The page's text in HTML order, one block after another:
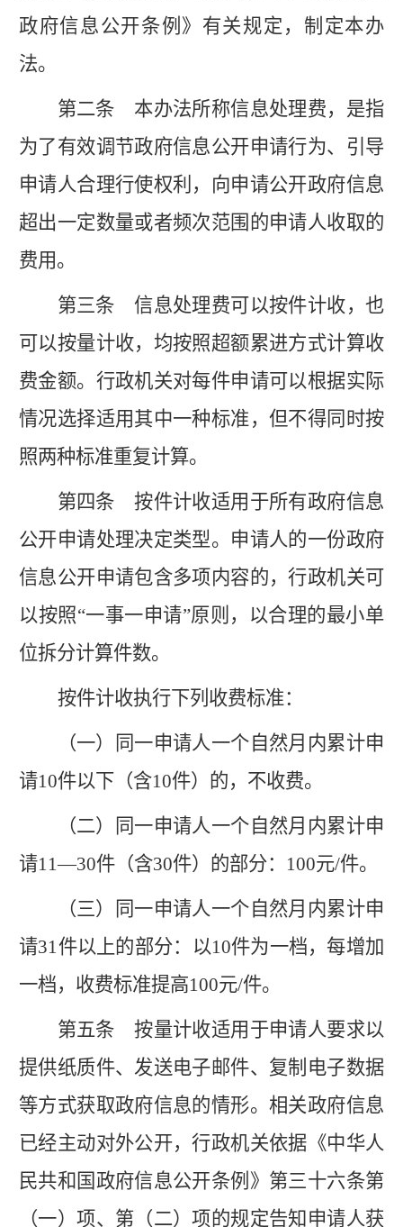
政府信息公开条例》有关规定，制定本办
法。
第二条 本办法所称信息处理费，是指
为了有效调节政府信息公开申请行为、引导
申请人合理行使权利，向申请公开政府信息
超出一定数量或者频次范围的申请人收取的
费用。
第三条 信息处理费可以按件计收，也
可以按量计收，均按照超额累进方式计算收
费金额。行政机关对每件申请可以根据实际
情况选择适用其中一种标准，但不得同时按
照两种标准重复计算。
第四条 按件计收适用于所有政府信息
公开申请处理决定类型。申请人的一份政府
信息公开申请包含多项内容的，行政机关可
以按照“一事一申请”原则，以合理的最小单
位拆分计算件数。
按件计收执行下列收费标准：
（一）同一申请人一个自然月内累计申
请10件以下（含10件）的，不收费。
（二）同一申请人一个自然月内累计申
请11—30件（含30件）的部分：100元/件。
（三）同一申请人一个自然月内累计申
请31件以上的部分：以10件为一档，每增加
一档，收费标准提高100元/件。
第五条 按量计收适用于申请人要求以
提供纸质件、发送电子邮件、复制电子数据
等方式获取政府信息的情形。相关政府信息
已经主动对外公开，行政机关依据《中华人
民共和国政府信息公开条例》第三十六条第
（一）项、第（二）项的规定告知申请人获